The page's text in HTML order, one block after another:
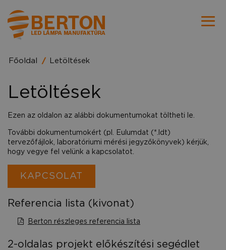
Főoldal Letöltések
Letöltések
Ezen az oldalon az alábbi dokumentumokat töltheti le.
További dokumentumokért (pl. Eulumdat (*.ldt)
tervezőfájlok, laboratóriumi mérési jegyzőkönyvek) kérjük,
hogy vegye fel velünk a kapcsolatot.
KAPCSOLAT
Referencia lista (kivonat)
Berton részleges referencia lista
2-oldalas projekt előkészítési segédlet